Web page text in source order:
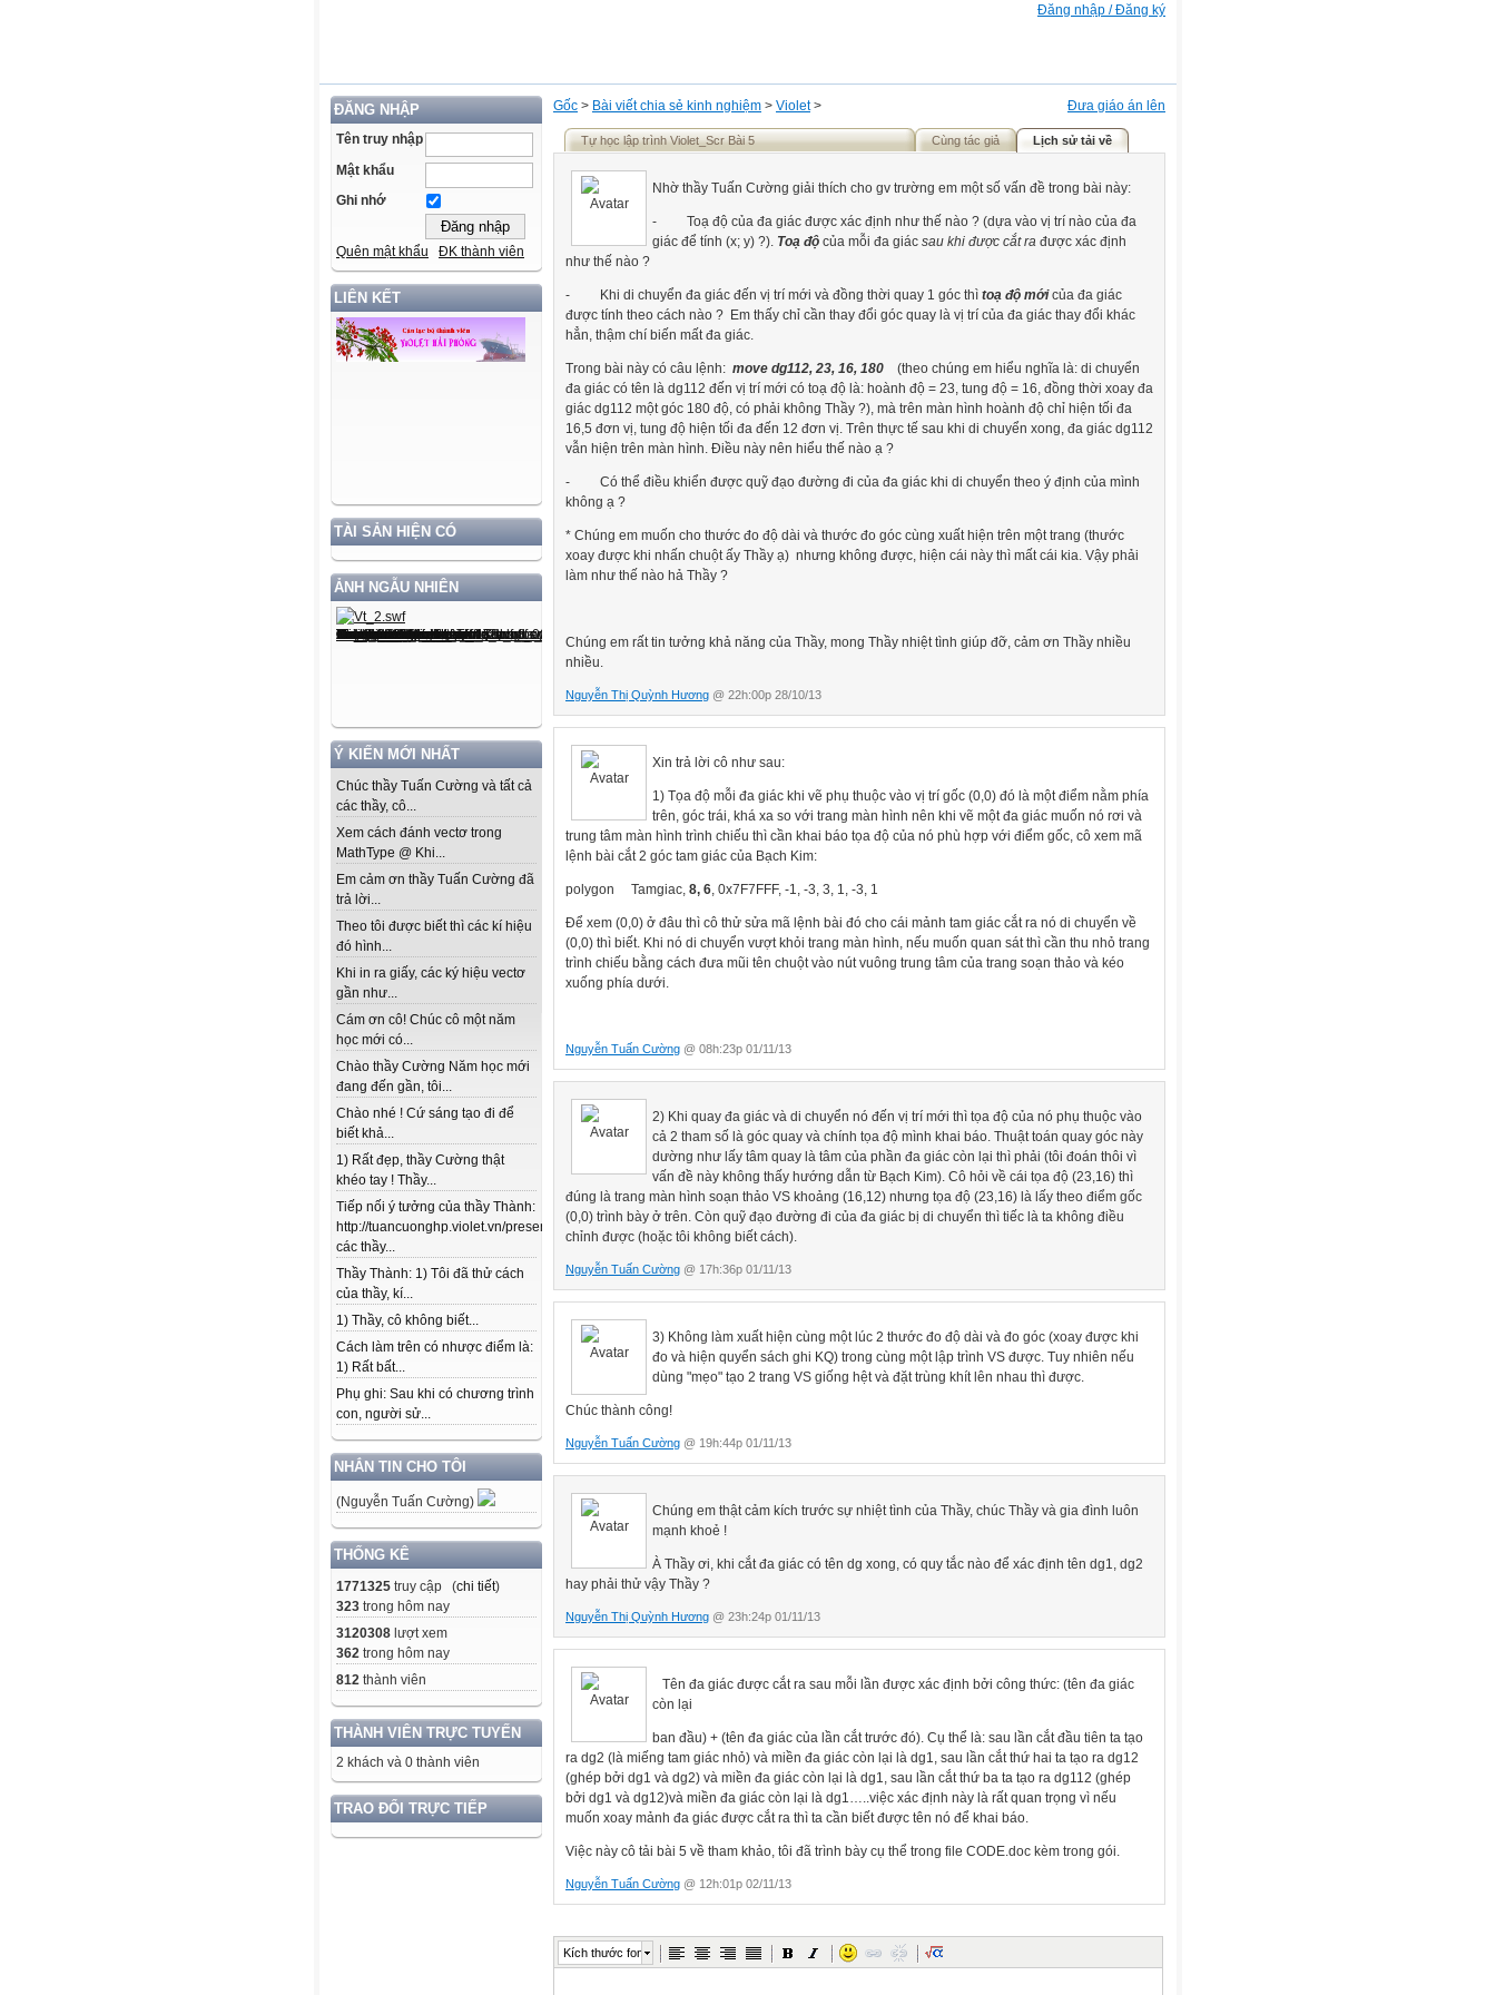
Đăng nhập / Đăng ký
ĐĂNG NHẬP
Tên truy nhập
Mật khẩu
Ghi nhớ
Quên mật khẩu ĐK thành viên
LIÊN KẾT
TÀI SẢN HIỆN CÓ
ẢNH NGẪU NHIÊN
Ý KIẾN MỚI NHẤT
Chúc thầy Tuấn Cường và tất cả
các thầy, cô...
Xem cách đánh vectơ trong
MathType @ Khi...
Em cảm ơn thầy Tuấn Cường đã
trả lời...
Theo tôi được biết thì các kí hiệu
đó hình...
Khi in ra giấy, các ký hiệu vectơ
gần như...
Cám ơn cô! Chúc cô một năm
học mới có...
Chào thầy Cường Năm học mới
đang đến gần, tôi...
Chào nhé ! Cứ sáng tạo đi để
biết khả...
1) Rất đẹp, thầy Cường thật
khéo tay ! Thầy...
Tiếp nối ý tưởng của thầy Thành:
http://tuancuonghp.violet.vn/present/show/entry_id/10207719/cm_id/3030368#3030368,
các thầy...
Thầy Thành: 1) Tôi đã thử cách
của thầy, kí...
1) Thầy, cô không biết...
Cách làm trên có nhược điểm là:
1) Rất bất...
Phụ ghi: Sau khi có chương trình
con, người sử...
NHẮN TIN CHO TÔI
(Nguyễn Tuấn Cường)
THỐNG KÊ
1771325 truy cập (chi tiết)
323 trong hôm nay
3120308 lượt xem
362 trong hôm nay
812 thành viên
THÀNH VIÊN TRỰC TUYẾN
2 khách và 0 thành viên
TRAO ĐỔI TRỰC TIẾP
Đưa giáo án lên
Gốc > Bài viết chia sẻ kinh nghiệm > Violet>
Tự học lập trình Violet_Scr Bài 5 Cùng tác giả Lịch sử tải về
Nhờ thầy Tuấn Cường giải thích cho gv trường em một số vấn đề trong bài này:
-
Toạ độ của đa giác được xác định như thế nào ? (dựa vào vị trí nào của đa
giác để tính (x; y) ?). Toạ độ của mỗi đa giác sau khi được cắt ra được xác định
như thế nào ?
- Khi di chuyển đa giác đến vị trí mới và đồng thời quay 1 góc thì toạ độ mớicủa đa giác
được tính theo cách nào ? Em thấy chỉ cần thay đổi góc quay là vị trí của đa giác thay đổi khác
hẳn, thậm chí biến mất đa giác.
Trong bài này có câu lệnh: move dg112, 23, 16, 180 (theo chúng em hiểu nghĩa là: di chuyển
đa giác có tên là dg112 đến vị trí mới có toạ độ là: hoành độ = 23, tung độ = 16, đồng thời xoay đa
giác dg112 một góc 180 độ, có phải không Thầy ?), mà trên màn hình hoành độ chỉ hiện tối đa
16,5 đơn vị, tung độ hiện tối đa đến 12 đơn vị. Trên thực tế sau khi di chuyển xong, đa giác dg112
vẫn hiện trên màn hình. Điều này nên hiểu thế nào ạ ?
-
Có thể điều khiển được quỹ đạo đường đi của đa giác khi di chuyển theo ý định của mình
không ạ ?
* Chúng em muốn cho thước đo độ dài và thước đo góc cùng xuất hiện trên một trang (thước
xoay được khi nhấn chuột ấy Thầy ạ) nhưng không được, hiện cái này thì mất cái kia. Vậy phải
làm như thế nào hả Thầy ?
Chúng em rất tin tưởng khả năng của Thầy, mong Thầy nhiệt tình giúp đỡ, cảm ơn Thầy nhiều
nhiều.
Nguyễn Thị Quỳnh Hương @ 22h:00p 28/10/13
Xin trả lời cô như sau:
1) Tọa độ mỗi đa giác khi vẽ phụ thuộc vào vị trí gốc (0,0) đó là một điểm nằm phía
trên, góc trái, khá xa so với trang màn hình nên khi vẽ một đa giác muốn nó rơi và
trung tâm màn hình trình chiếu thì cần khai báo tọa độ của nó phù hợp với điểm gốc, cô xem mã
lệnh bài cắt 2 góc tam giác của Bạch Kim:
polygon Tamgiac, 8, 6, 0x7F7FFF, -1, -3, 3, 1, -3, 1
Để xem (0,0) ở đâu thì cô thử sửa mã lệnh bài đó cho cái mảnh tam giác cắt ra nó di chuyển về
(0,0) thì biết. Khi nó di chuyển vượt khỏi trang màn hình, nếu muốn quan sát thì cần thu nhỏ trang
trình chiếu bằng cách đưa mũi tên chuột vào nút vuông trung tâm của trang soạn thảo và kéo
xuống phía dưới.
Nguyễn Tuấn Cường @ 08h:23p 01/11/13
2) Khi quay đa giác và di chuyển nó đến vị trí mới thì tọa độ của nó phụ thuộc vào
cả 2 tham số là góc quay và chính tọa độ mình khai báo. Thuật toán quay góc này
dường như lấy tâm quay là tâm của phần đa giác còn lại thì phải (tôi đoán thôi vì
vấn đề này không thấy hướng dẫn từ Bạch Kim). Cô hỏi về cái tọa độ (23,16) thì
đúng là trang màn hình soạn thảo VS khoảng (16,12) nhưng tọa độ (23,16) là lấy theo điểm gốc
(0,0) trình bày ở trên. Còn quỹ đạo đường đi của đa giác bị di chuyển thì tiếc là ta không điều
chỉnh được (hoặc tôi không biết cách).
Nguyễn Tuấn Cường @ 17h:36p 01/11/13
3) Không làm xuất hiện cùng một lúc 2 thước đo độ dài và đo góc (xoay được khi
đo và hiện quyển sách ghi KQ) trong cùng một lập trình VS được. Tuy nhiên nếu
dùng "mẹo" tạo 2 trang VS giống hệt và đặt trùng khít lên nhau thì được.
Chúc thành công!
Nguyễn Tuấn Cường @ 19h:44p 01/11/13
Chúng em thật cảm kích trước sự nhiệt tình của Thầy, chúc Thầy và gia đình luôn
mạnh khoẻ !
À Thầy ơi, khi cắt đa giác có tên dg xong, có quy tắc nào để xác định tên dg1, dg2
hay phải thử vậy Thầy ?
Nguyễn Thị Quỳnh Hương @ 23h:24p 01/11/13
Tên đa giác được cắt ra sau mỗi lần được xác định bởi công thức: (tên đa giác
còn lại
ban đầu) + (tên đa giác của lần cắt trước đó). Cụ thể là: sau lần cắt đầu tiên ta tạo
ra dg2 (là miếng tam giác nhỏ) và miền đa giác còn lại là dg1, sau lần cắt thứ hai ta tạo ra dg12
(ghép bởi dg1 và dg2) và miền đa giác còn lại là dg1, sau lần cắt thứ ba ta tạo ra dg112 (ghép
bởi dg1 và dg12)và miền đa giác còn lại là dg1…..việc xác định này là rất quan trọng vì nếu
muốn xoay mảnh đa giác được cắt ra thì ta cần biết được tên nó để khai báo.
Việc này cô tải bài 5 về tham khảo, tôi đã trình bày cụ thể trong file CODE.doc kèm trong gói.
Nguyễn Tuấn Cường @ 12h:01p 02/11/13
Kích thước font